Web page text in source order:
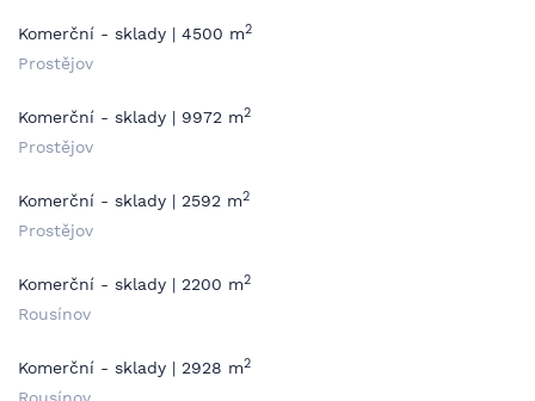
Komerční - sklady | 4500 m2
Prostějov
Komerční - sklady | 9972 m2
Prostějov
Komerční - sklady | 2592 m2
Prostějov
Komerční - sklady | 2200 m2
Rousínov
Komerční - sklady | 2928 m2